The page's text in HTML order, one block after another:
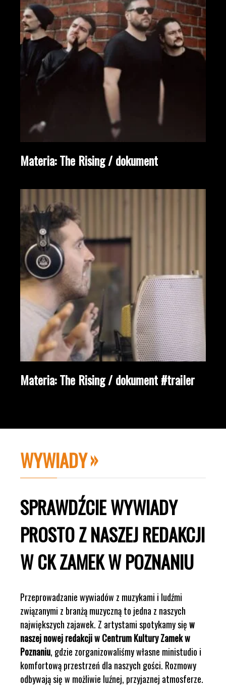
Materia: The Rising / dokument
Materia: The Rising / dokument #trailer
WYWIADY
SPRAWDŹCIE WYWIADY
PROSTO Z NASZEJ REDAKCJI
W CK ZAMEK W POZNANIU
Przeprowadzanie wywiadów z muzykami i ludźmi
związanymi z branżą muzyczną to jedna z naszych
największych zajawek. Z artystami spotykamy sięw
naszej nowej redakcji w Centrum Kultury Zamek w
Poznaniu, gdzie zorganizowaliśmy własne ministudio i
komfortową przestrzeń dla naszych gości. Rozmowy
odbywają się w możliwie luźnej, przyjaznej atmosferze.